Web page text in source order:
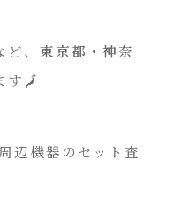
、 東京都・神奈
す🗾
辺機器のセット査